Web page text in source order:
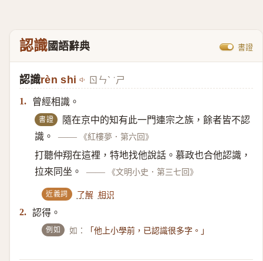
認識國語辭典 書證
認識rèn shi ㄖㄣˋ ˙ㄕ
1. 曾經相識。
書證
隨在京中的知有此一門連宗之族，餘者皆不認
識。
—— 《紅樓夢．第六回》
打聽仲翔在這裡，特地找他說話。慕政也合他認識，
拉來同坐。
—— 《文明小史．第三七回》
近義詞 了解 相识
2. 認得。
例如 如： 「他上小學前，已認識很多字。」